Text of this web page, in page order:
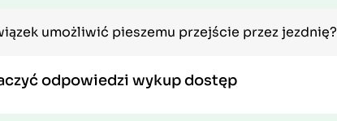
umożliwić pieszemu przejście przez jezdnię?
odpowiedzi wykup dostęp